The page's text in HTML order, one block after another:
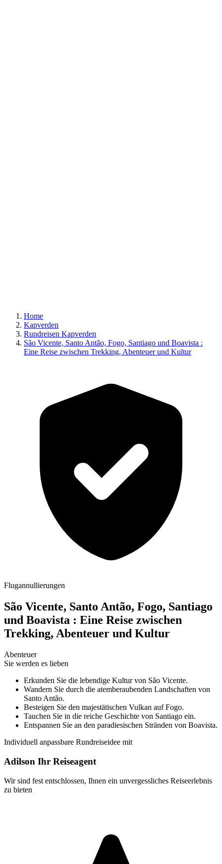
Home
Kapverden
Rundreisen Kapverden
São Vicente, Santo Antão, Fogo, Santiago und Boavista :
Eine Reise zwischen Trekking, Abenteuer und Kultur
Flugannullierungen
São Vicente, Santo Antão, Fogo, Santiago
und Boavista : Eine Reise zwischen
Trekking, Abenteuer und Kultur
Abenteuer
Sie werden es lieben
Erkunden Sie die lebendige Kultur von São Vicente.
Wandern Sie durch die atemberaubenden Landschaften von
Santo Antão.
Besteigen Sie den majestätischen Vulkan auf Fogo.
Tauchen Sie in die reiche Geschichte von Santiago ein.
Entspannen Sie an den paradiesischen Stränden von Boavista.
Individuell anpassbare Rundreiseidee mit
Adilson Ihr Reiseagent
Wir sind fest entschlossen, Ihnen ein unvergessliches Reiseerlebnis
zu bieten